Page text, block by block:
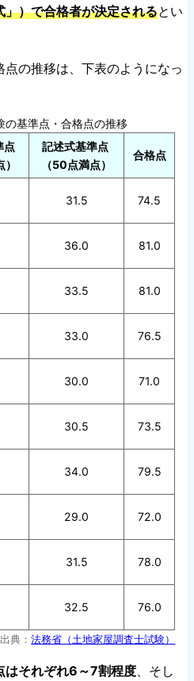
）で合格者が決定されるとい
の推移は、下表のようになっ
の基準点・合格点の推移
点
記述式基準点
（50点満点）
合格点
31.5 74.5
36.0 81.0
33.5 81.0
33.0 76.5
30.0 71.0
30.5 73.5
34.0 79.5
29.0 72.0
31.5 78.0
32.5 76.0
出典：法務省（土地家屋調査士試験）
はそれぞれ6～7割程度、そし